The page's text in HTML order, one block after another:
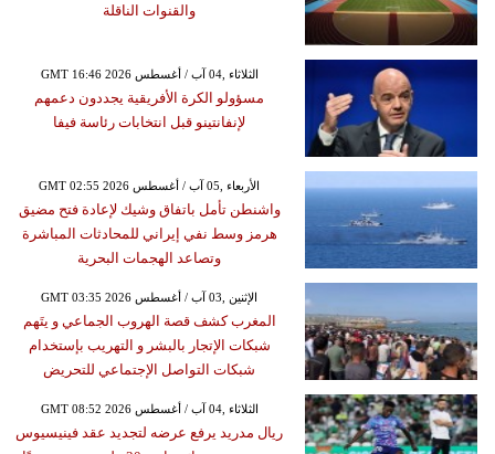
والقنوات الناقلة
GMT 16:46 2026 الثلاثاء ,04 آب / أغسطس
مسؤولو الكرة الأفريقية يجددون دعمهم
لإنفانتينو قبل انتخابات رئاسة فيفا
GMT 02:55 2026 الأربعاء ,05 آب / أغسطس
واشنطن تأمل باتفاق وشيك لإعادة فتح مضيق
هرمز وسط نفي إيراني للمحادثات المباشرة
وتصاعد الهجمات البحرية
GMT 03:35 2026 الإثنين ,03 آب / أغسطس
المغرب كشف قصة الهروب الجماعي و يتَهم
شبكات الإتجار بالبشر و التهريب بإستخدام
شبكات التواصل الإجتماعي للتحريض
GMT 08:52 2026 الثلاثاء ,04 آب / أغسطس
ريال مدريد يرفع عرضه لتجديد عقد فينيسيوس